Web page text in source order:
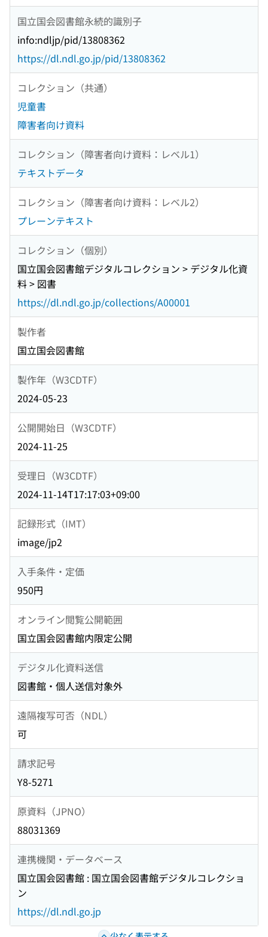
国立国会図書館永続的識別子
info:ndljp/pid/13808362
https://dl.ndl.go.jp/pid/13808362
コレクション（共通）
児童書
障害者向け資料
コレクション（障害者向け資料：レベル1）
テキストデータ
コレクション（障害者向け資料：レベル2）
プレーンテキスト
コレクション（個別）
国立国会図書館デジタルコレクション > デジタル化資
料 > 図書
https://dl.ndl.go.jp/collections/A00001
製作者
国立国会図書館
製作年（W3CDTF）
2024-05-23
公開開始日（W3CDTF）
2024-11-25
受理日（W3CDTF）
2024-11-14T17:17:03+09:00
記録形式（IMT）
image/jp2
入手条件・定価
950円
オンライン閲覧公開範囲
国立国会図書館内限定公開
デジタル化資料送信
図書館・個人送信対象外
遠隔複写可否（NDL）
可
請求記号
Y8-5271
原資料（JPNO）
88031369
連携機関・データベース
国立国会図書館 : 国立国会図書館デジタルコレクショ
ン
https://dl.ndl.go.jp